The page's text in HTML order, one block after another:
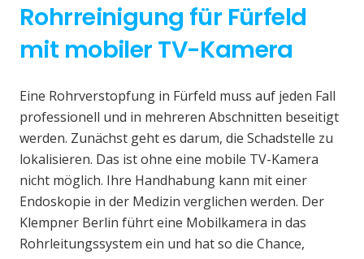
Rohrreinigung für Fürfeld
mit mobiler TV-Kamera
Eine Rohrverstopfung in Fürfeld muss auf jeden Fall
professionell und in mehreren Abschnitten beseitigt
werden. Zunächst geht es darum, die Schadstelle zu
lokalisieren. Das ist ohne eine mobile TV-Kamera
nicht möglich. Ihre Handhabung kann mit einer
Endoskopie in der Medizin verglichen werden. Der
Klempner Berlin führt eine Mobilkamera in das
Rohrleitungssystem ein und hat so die Chance,